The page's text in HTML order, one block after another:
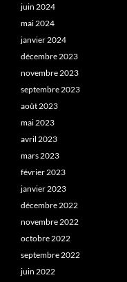
juin 2024
mai 2024
janvier 2024
décembre 2023
novembre 2023
septembre 2023
août 2023
mai 2023
avril 2023
mars 2023
février 2023
janvier 2023
décembre 2022
novembre 2022
octobre 2022
septembre 2022
juin 2022